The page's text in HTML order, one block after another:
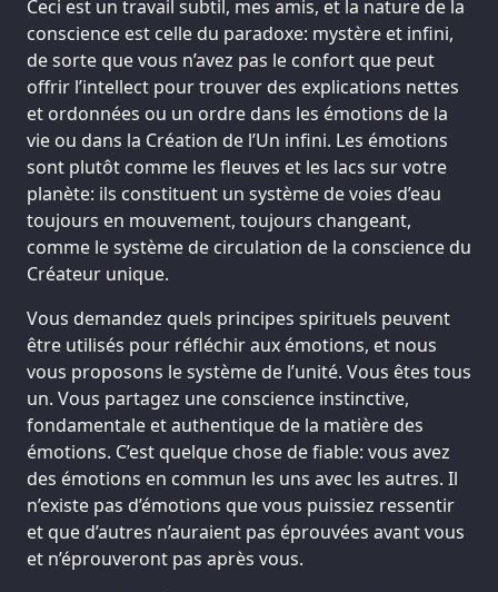
Ceci est un travail subtil, mes amis, et la nature de la
conscience est celle du paradoxe: mystère et infini,
de sorte que vous n’avez pas le confort que peut
offrir l’intellect pour trouver des explications nettes
et ordonnées ou un ordre dans les émotions de la
vie ou dans la Création de l’Un infini. Les émotions
sont plutôt comme les fleuves et les lacs sur votre
planète: ils constituent un système de voies d’eau
toujours en mouvement, toujours changeant,
comme le système de circulation de la conscience du
Créateur unique.
Vous demandez quels principes spirituels peuvent
être utilisés pour réfléchir aux émotions, et nous
vous proposons le système de l’unité. Vous êtes tous
un. Vous partagez une conscience instinctive,
fondamentale et authentique de la matière des
émotions. C’est quelque chose de fiable: vous avez
des émotions en commun les uns avec les autres. Il
n’existe pas d’émotions que vous puissiez ressentir
et que d’autres n’auraient pas éprouvées avant vous
et n’éprouveront pas après vous.